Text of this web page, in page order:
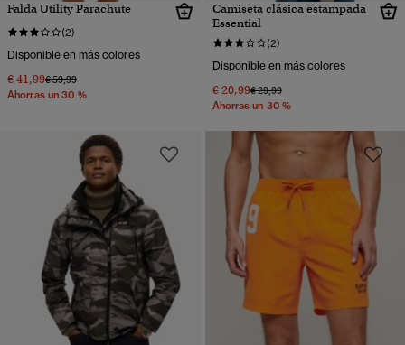
Falda Utility Parachute
(2)
Disponible en más colores
€ 41,99Precio rebajado de
€ 59,99a
Ahorras un 30 %
Camiseta clásica estampada
Essential
(2)
Disponible en más colores
€ 20,99Precio rebajado de
€ 29,99a
Ahorras un 30 %